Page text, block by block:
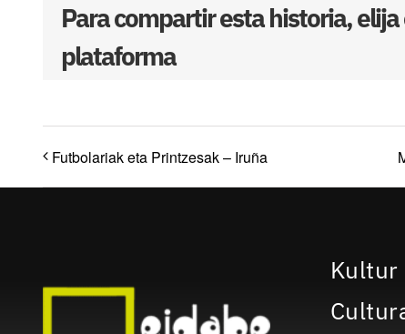
Para compartir esta historia,
plataforma
Futbolariak eta Printzesak – Iruña
Kultur